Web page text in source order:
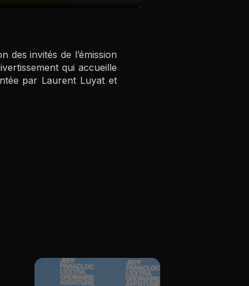
des invités de l’émission
qui accueille
par Laurent Luyat et